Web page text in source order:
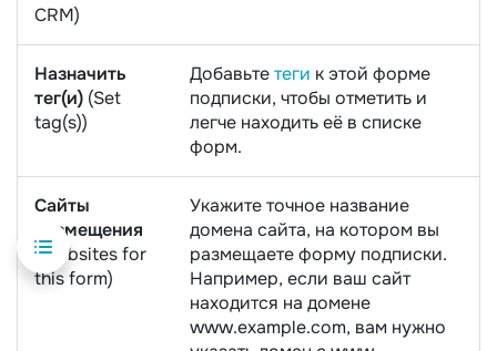
CRM)
Назначить
тег(и) (Set
tag(s))
Добавьтетеги к этой форме
подписки, чтобы отметить и
легче находить её в списке
форм.
Сайты
размещения
(Websites for
this form)
Укажите точное название
домена сайта, на котором вы
размещаете форму подписки.
Например, если ваш сайт
находится на домене
www.example.com, вам нужно